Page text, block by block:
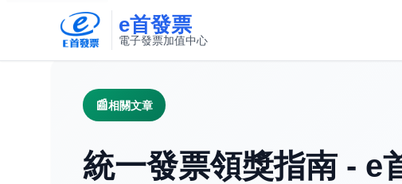
e首發票
電子發票加值中心
相關文章
統一發票領獎指南 - e